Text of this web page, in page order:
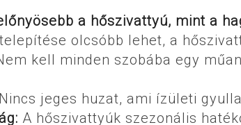
a hőszivattyú, mint a
olcsóbb lehet, a
kell minden szobába egy
Nincs jeges huzat, ami ízületi
A hőszivattyúk szezonális